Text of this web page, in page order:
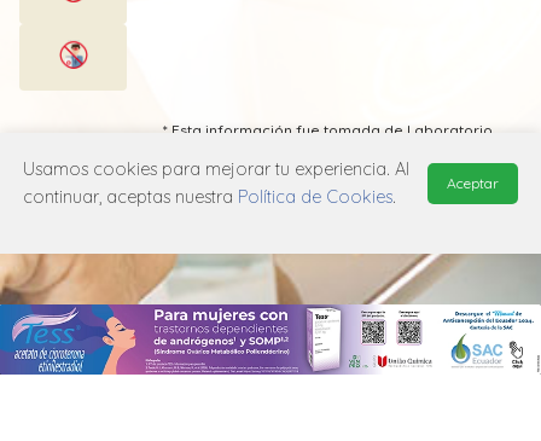
* Esta información fue tomada de Laboratorio
Farmacéutico Edifarm (ISBN: 9798281009201)
MANUAL DE USUARIO
POLÍTICA DE PRIVACIDAD
POLÍTICA DE COOKIES
Usamos cookies para mejorar tu experiencia. Al
continuar, aceptas nuestra Política de Cookies.
Aceptar